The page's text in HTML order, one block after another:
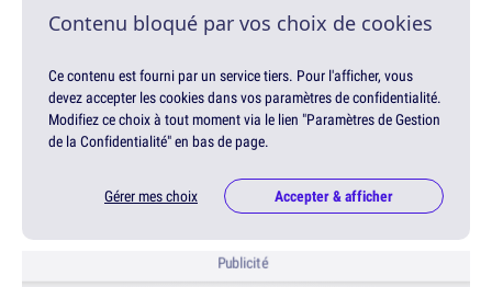
Contenu bloqué par vos choix de cookies
Ce contenu est fourni par un service tiers. Pour l'afficher, vous
devez accepter les cookies dans vos paramètres de confidentialité.
Modifiez ce choix à tout moment via le lien "Paramètres de Gestion
de la Confidentialité" en bas de page.
Gérer mes choix Accepter & afficher
Publicité